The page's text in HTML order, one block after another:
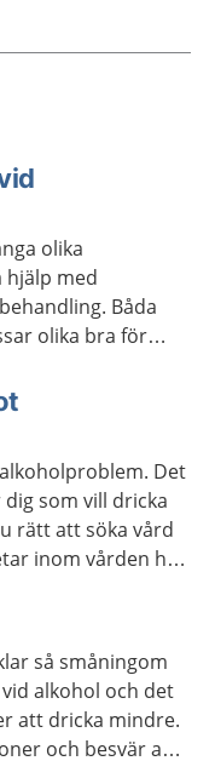
olika
hjälp med
Båda
olika bra för
Det
som vill dricka
rätt att söka vård
inom vården har
så småningom
alkohol och det
att dricka mindre.
och besvär av